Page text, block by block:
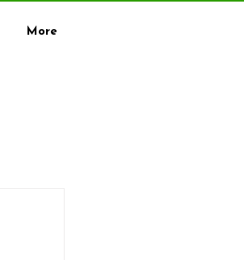
More